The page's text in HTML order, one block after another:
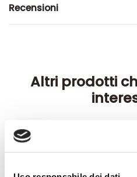
Recensioni
Altri prodotti
-42%